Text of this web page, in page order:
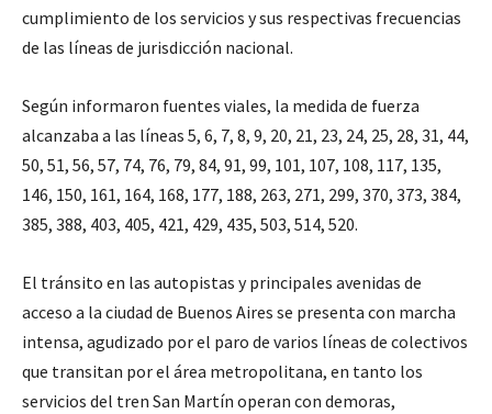
cumplimiento de los servicios y sus respectivas frecuencias
de las líneas de jurisdicción nacional.
Según informaron fuentes viales, la medida de fuerza
alcanzaba a las líneas 5, 6, 7, 8, 9, 20, 21, 23, 24, 25, 28, 31, 44,
50, 51, 56, 57, 74, 76, 79, 84, 91, 99, 101, 107, 108, 117, 135,
146, 150, 161, 164, 168, 177, 188, 263, 271, 299, 370, 373, 384,
385, 388, 403, 405, 421, 429, 435, 503, 514, 520.
El tránsito en las autopistas y principales avenidas de
acceso a la ciudad de Buenos Aires se presenta con marcha
intensa, agudizado por el paro de varios líneas de colectivos
que transitan por el área metropolitana, en tanto los
servicios del tren San Martín operan con demoras,